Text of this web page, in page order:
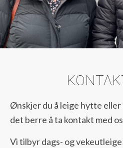
Ønskjer du å leige hytte
det berre å ta kontakt med
Vi tilbyr dags- og